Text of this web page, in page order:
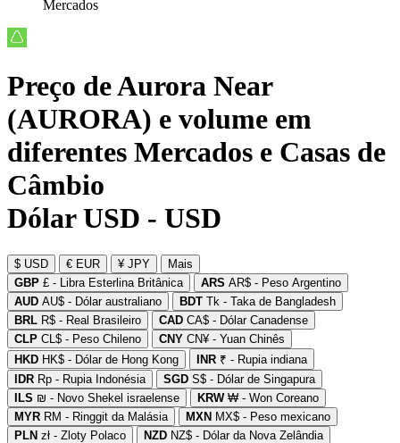
Mercados
Preço de Aurora Near
(AURORA) e volume em
diferentes Mercados e Casas de
Câmbio
Dólar USD - USD
$ USD € EUR ¥ JPY
Mais
GBP £ - Libra Esterlina Britânica ARS AR$ - Peso Argentino
AUD AU$ - Dólar australiano BDT Tk - Taka de Bangladesh
BRL R$ - Real Brasileiro CAD CA$ - Dólar Canadense
CLP CL$ - Peso Chileno CNY CN¥ - Yuan Chinês
HKD HK$ - Dólar de Hong Kong INR ₹ - Rupia indiana
IDR Rp - Rupia Indonésia SGD S$ - Dólar de Singapura
ILS ₪ - Novo Shekel israelense KRW₩ - Won Coreano
MYR RM - Ringgit da Malásia MXN MX$ - Peso mexicano
PLN zł - Zloty Polaco NZD NZ$ - Dólar da Nova Zelândia